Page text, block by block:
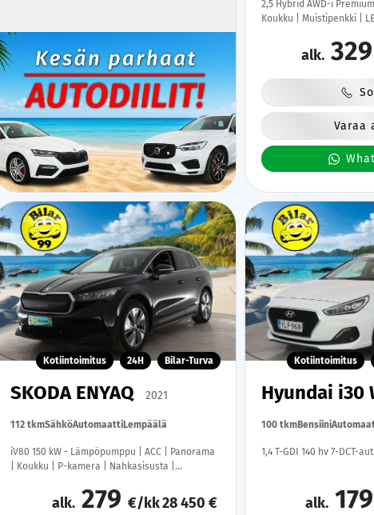
2,5 Hybrid AWD-i
Koukku | Muistipenkki |
alk. 329
Varaa
Kotiintoimitus 24H Bilar-Turva
SKODA ENYAQ 2021
112 tkmSähköAutomaattiLempäälä
iV80 150 kW - Lämpöpumppu | ACC | Panorama
| Koukku | P-kamera | Nahkasisusta |
Merkkihuoltohistoria
alk. 279 €/kk28 450 €
Kotiintoimitus
Hyundai i30
100 tkmBensiini
1,4 T-GDI 140 hv 7-DCT-
alk. 179